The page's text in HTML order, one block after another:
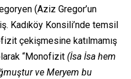
(Aziz Gregor’un
Kadıköy Konsili’nde temsil
çekişmesine katılmamış
“Monofizit (İsa İsa hem
ve Meryem bu